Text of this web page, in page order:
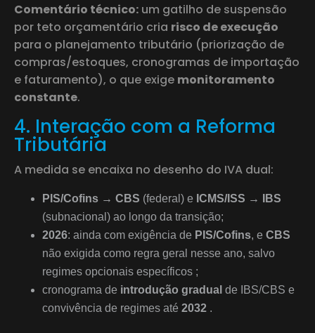
Comentário técnico: um gatilho de suspensão
por teto orçamentário cria risco de execução
para o planejamento tributário (priorização de
compras/estoques, cronogramas de importação
e faturamento), o que exige monitoramento
constante.
4. Interação com a Reforma
Tributária
A medida se encaixa no desenho do IVA dual:
PIS/Cofins → CBS (federal) e ICMS/ISS → IBS
(subnacional) ao longo da transição;
2026: ainda com exigência de PIS/Cofins, e CBS
não exigida como regra geral nesse ano, salvo
regimes opcionais específicos ;
cronograma de introdução gradual de IBS/CBS e
convivência de regimes até 2032 .